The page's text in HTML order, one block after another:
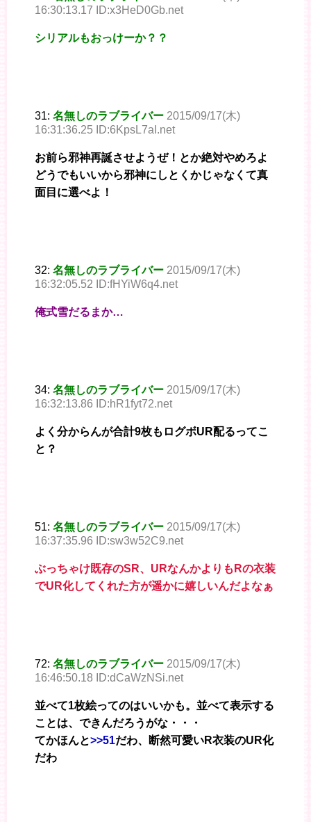
16:30:13.17 ID:x3HeD0Gb.net
シリアルもおっけーか？？
31: 名無しのラブライバー 2015/09/17(木)
16:31:36.25 ID:6KpsL7aI.net
お前ら邪神再誕させようぜ！とか絶対やめろよ
どうでもいいから邪神にしとくかじゃなくて真
面目に選べよ！
32: 名無しのラブライバー 2015/09/17(木)
16:32:05.52 ID:fHYiW6q4.net
俺式雪だるまか…
34: 名無しのラブライバー 2015/09/17(木)
16:32:13.86 ID:hR1fyt72.net
よく分からんが合計9枚もログボUR配るってこ
と？
51: 名無しのラブライバー 2015/09/17(木)
16:37:35.96 ID:sw3w52C9.net
ぶっちゃけ既存のSR、URなんかよりもRの衣装
でUR化してくれた方が遥かに嬉しいんだよなぁ
72: 名無しのラブライバー 2015/09/17(木)
16:46:50.18 ID:dCaWzNSi.net
並べて1枚絵ってのはいいかも。並べて表示する
ことは、できんだろうがな・・・
てかほんと>>51だわ、断然可愛いR衣装のUR化
だわ